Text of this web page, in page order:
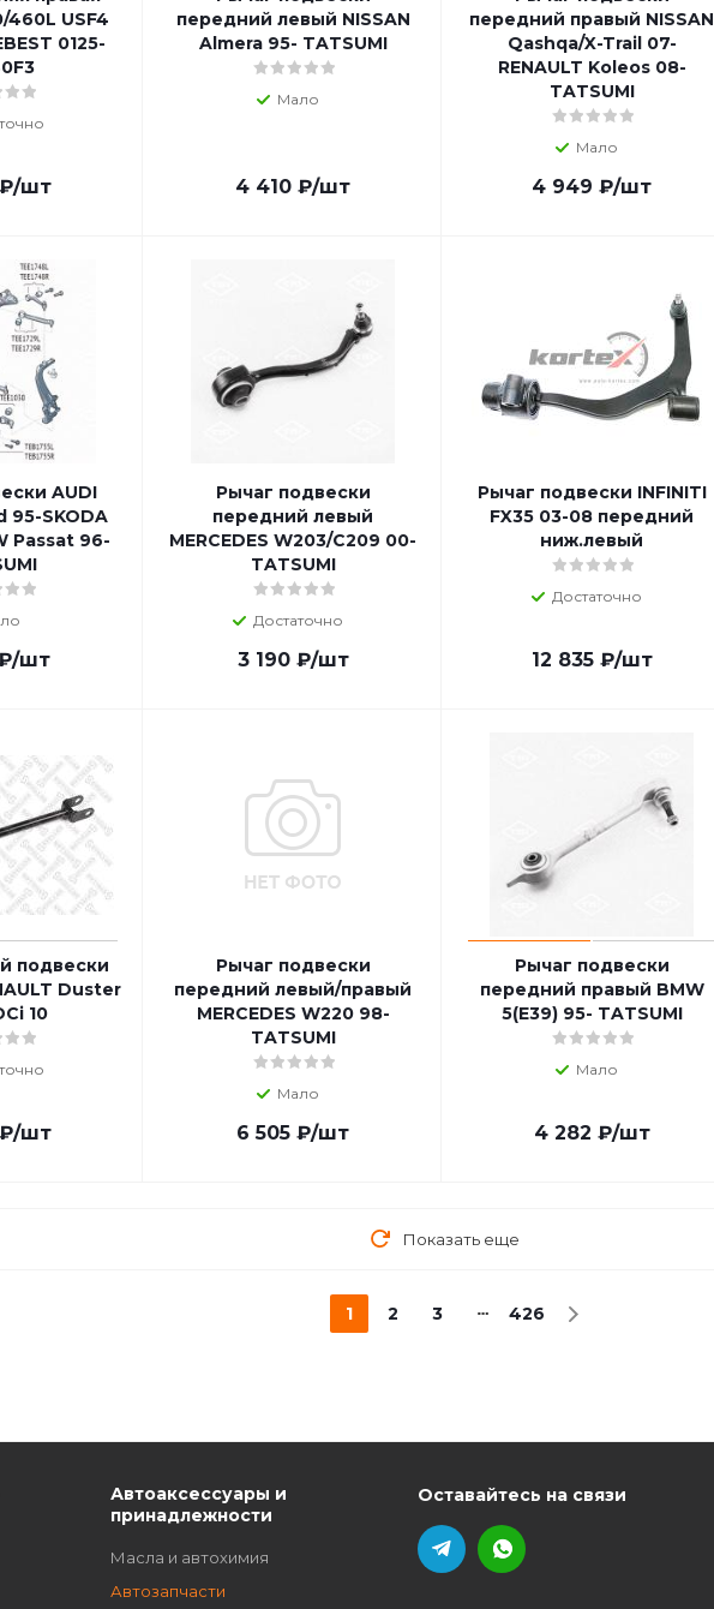
460L USF4
0125-
₽/шт
передний левый NISSAN
Almera 95- TATSUMI
Мало
4 410 ₽/шт
передний правый NISSAN
Qashqa/X-Trail 07-
RENAULT Koleos 08-
TATSUMI
Мало
4 949 ₽/шт
AUDI
95-SKODA
Passat 96-
/шт
Рычаг подвески
передний левый
MERCEDES W203/C209 00-
TATSUMI
Достаточно
3 190₽/шт
Рычаг подвески INFINITI
FX35 03-08 передний
ниж.левый
Достаточно
12 835₽/шт
подвески
Duster
10
₽/шт
Рычаг подвески
передний левый/правый
MERCEDES W220 98-
TATSUMI
Мало
6 505 ₽/шт
Рычаг подвески
передний правый BMW
5(E39) 95- TATSUMI
Мало
4 282 ₽/шт
Показать еще
1 2 3 426
Автоаксессуары и
принадлежности
Масла и автохимия
Автозапчасти
Оставайтесь на связи